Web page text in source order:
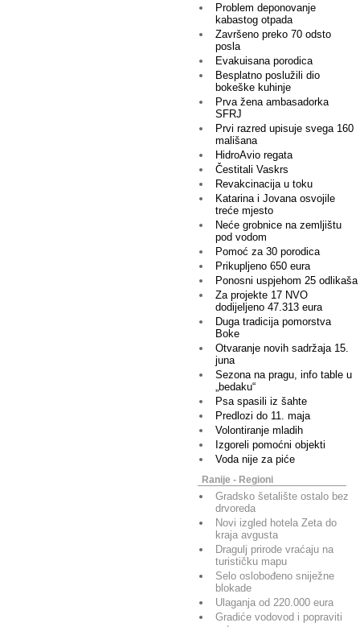
Problem deponovanje
kabastog otpada
Završeno preko 70 odsto
posla
Evakuisana porodica
Besplatno poslužili dio
bokeške kuhinje
Prva žena ambasadorka
SFRJ
Prvi razred upisuje svega 160
mališana
HidroAvio regata
Čestitali Vaskrs
Revakcinacija u toku
Katarina i Jovana osvojile
treće mjesto
Neće grobnice na zemljištu
pod vodom
Pomoć za 30 porodica
Prikupljeno 650 eura
Ponosni uspjehom 25 odlikaša
Za projekte 17 NVO
dodijeljeno 47.313 eura
Duga tradicija pomorstva
Boke
Otvaranje novih sadržaja 15.
juna
Sezona na pragu, info table u
„bedaku“
Psa spasili iz šahte
Predlozi do 11. maja
Volontiranje mladih
Izgoreli pomoćni objekti
Voda nije za piće
Ranije - Regioni
Gradsko šetalište ostalo bez
drvoreda
Novi izgled hotela Zeta do
kraja avgusta
Dragulj prirode vraćaju na
turističku mapu
Selo oslobođeno sniježne
blokade
Ulaganja od 220.000 eura
Gradiće vodovod i popraviti